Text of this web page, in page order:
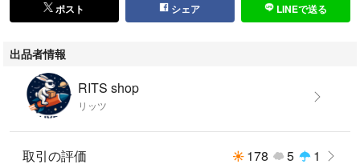
ポスト シェア LINEで送る
出品者情報
RITS shop
リッツ
取引の評価 178 5 1